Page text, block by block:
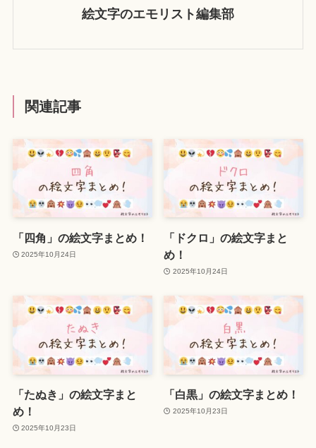
絵文字のエモリスト編集部
関連記事
「四角」の絵文字まとめ！
2025年10月24日
「ドクロ」の絵文字まと
め！
2025年10月24日
「たぬき」の絵文字まと
め！
2025年10月23日
「白黒」の絵文字まとめ！
2025年10月23日